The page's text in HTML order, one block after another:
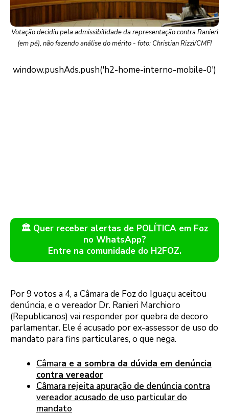
Votação decidiu pela admissibilidade da representação contra Ranieri
(em pé), não fazendo análise do mérito - foto: Christian Rizzi/CMFI
🏛️ Quer receber alertas de POLÍTICA em Foz
no WhatsApp?
Entre na comunidade do H2FOZ.
Por 9 votos a 4, a Câmara de Foz do Iguaçu aceitou
denúncia, e o vereador Dr. Ranieri Marchioro
(Republicanos) vai responder por quebra de decoro
parlamentar. Ele é acusado por ex-assessor de uso do
mandato para fins particulares, o que nega.
Câmara e a sombra da dúvida em denúncia
contra vereador
Câmara rejeita apuração de denúncia contra
vereador acusado de uso particular do
mandato